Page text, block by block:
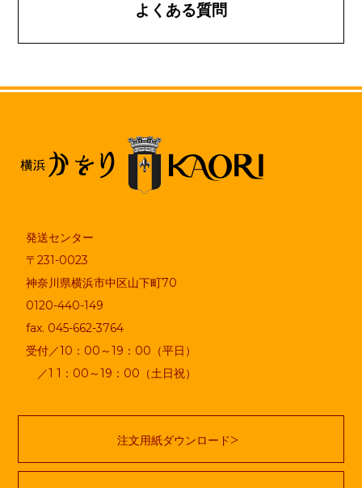
よくある質問
発送センター
〒231-0023
神奈川県横浜市中区山下町70
0120-440-149
fax. 045-662-3764
受付／10：00～19：00（平日）
／1 1：00～19：00（土日祝）
注文用紙ダウンロード